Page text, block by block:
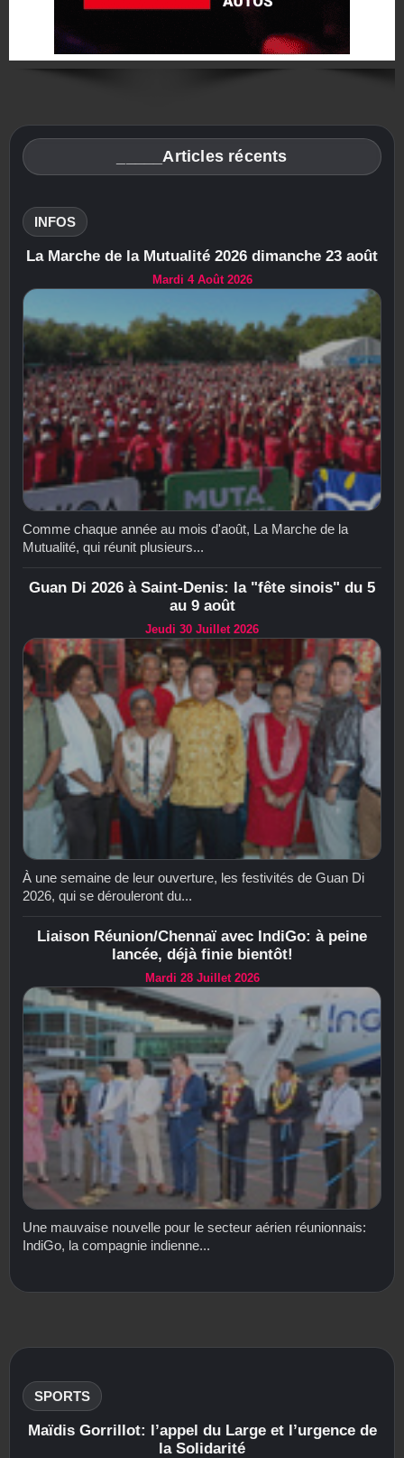
_____Articles récents
INFOS
La Marche de la Mutualité 2026 dimanche 23 août
Mardi 4 Août 2026
Comme chaque année au mois d'août, La Marche de la
Mutualité, qui réunit plusieurs...
Guan Di 2026 à Saint-Denis: la "fête sinois" du 5
au 9 août
Jeudi 30 Juillet 2026
À une semaine de leur ouverture, les festivités de Guan Di
2026, qui se dérouleront du...
Liaison Réunion/Chennaï avec IndiGo: à peine
lancée, déjà finie bientôt!
Mardi 28 Juillet 2026
Une mauvaise nouvelle pour le secteur aérien réunionnais:
IndiGo, la compagnie indienne...
SPORTS
Maïdis Gorrillot: l’appel du Large et l’urgence de
la Solidarité